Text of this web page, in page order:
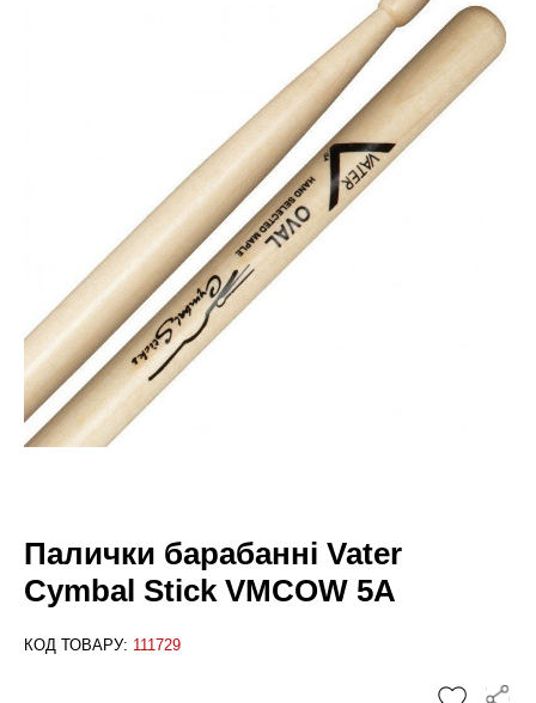
Палички барабанні Vater
Cymbal Stick VMCOW 5A
КОД ТОВАРУ: 111729